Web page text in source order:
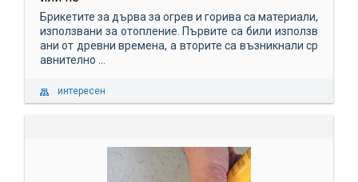
Брикетите за дърва за огрев и горива са материали,
използвани за отопление. Първите са били използв
ани от древни времена, а вторите са възникнали ср
авнително ...
интересен